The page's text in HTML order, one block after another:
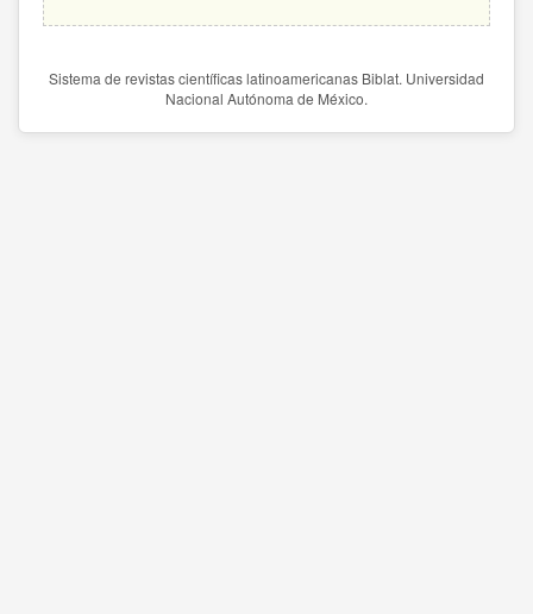
Sistema de revistas científicas latinoamericanas Biblat. Universidad
Nacional Autónoma de México.